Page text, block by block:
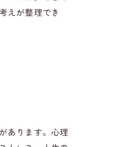
えが整理でき
あります。心理